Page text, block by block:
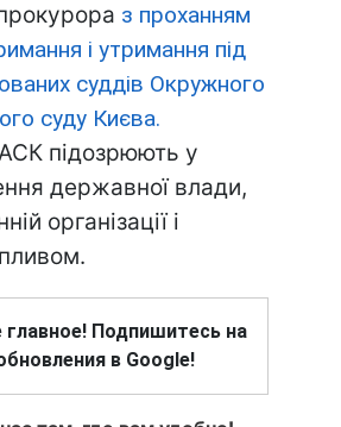
з проханням
і утримання під
суддів Окружного
суду Києва.
підозрюють у
державної влади,
організації і
главное! Подпишитесь на
в Google!